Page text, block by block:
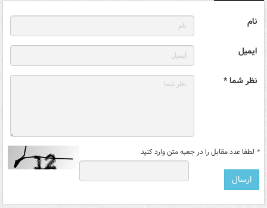
نام
ایمیل
نظر شما *
* لطفا عدد مقابل را در جعبه متن وارد کنید